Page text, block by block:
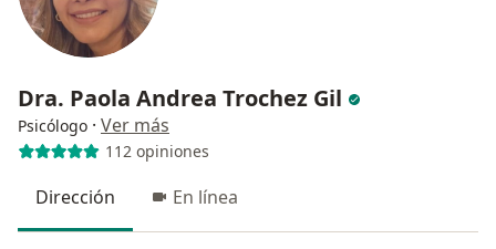
Dra. Paola Andrea Trochez Gil
Psicólogo · Ver más
112 opiniones
Dirección En línea